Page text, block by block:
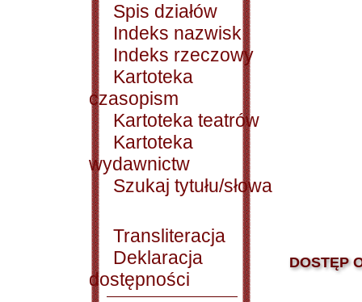
Spis działów
Indeks nazwisk
Indeks rzeczowy
Kartoteka
czasopism
Kartoteka teatrów
Kartoteka
wydawnictw
Szukaj tytułu/słowa
Transliteracja
Deklaracja
dostępności
DOSTĘP